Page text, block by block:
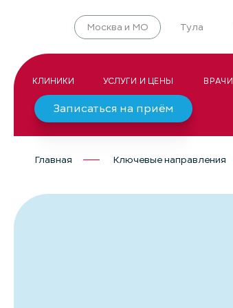
Москва и МО Тула
КЛИНИКИ УСЛУГИ И ЦЕНЫ ВРАЧИ
Записаться на приём
Главная Ключевые направления